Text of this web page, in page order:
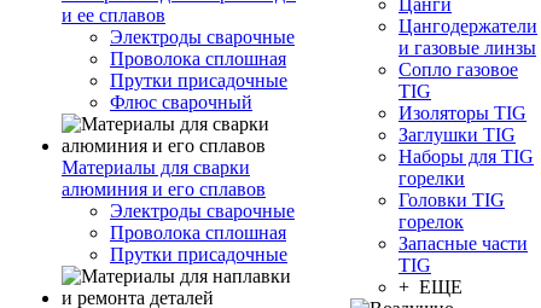
и ее сплавов
Электроды сварочные
Проволока сплошная
Прутки присадочные
Флюс сварочный
Материалы для сварки
алюминия и его сплавов
Электроды сварочные
Проволока сплошная
Прутки присадочные
Цанги
Цангодержатели
и газовые линзы
Сопло газовое
TIG
Изоляторы TIG
Заглушки TIG
Наборы для TIG
горелки
Головки TIG
горелок
Запасные части
TIG
+ ЕЩЕ